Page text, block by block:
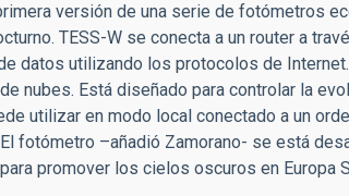
versión de una serie de fotómetros
TESS-W se conecta a un router a
datos utilizando los protocolos de
nubes. Está diseñado para controlar la
utilizar en modo local conectado a un
fotómetro –añadió Zamorano- se está
promover los cielos oscuros en Europa